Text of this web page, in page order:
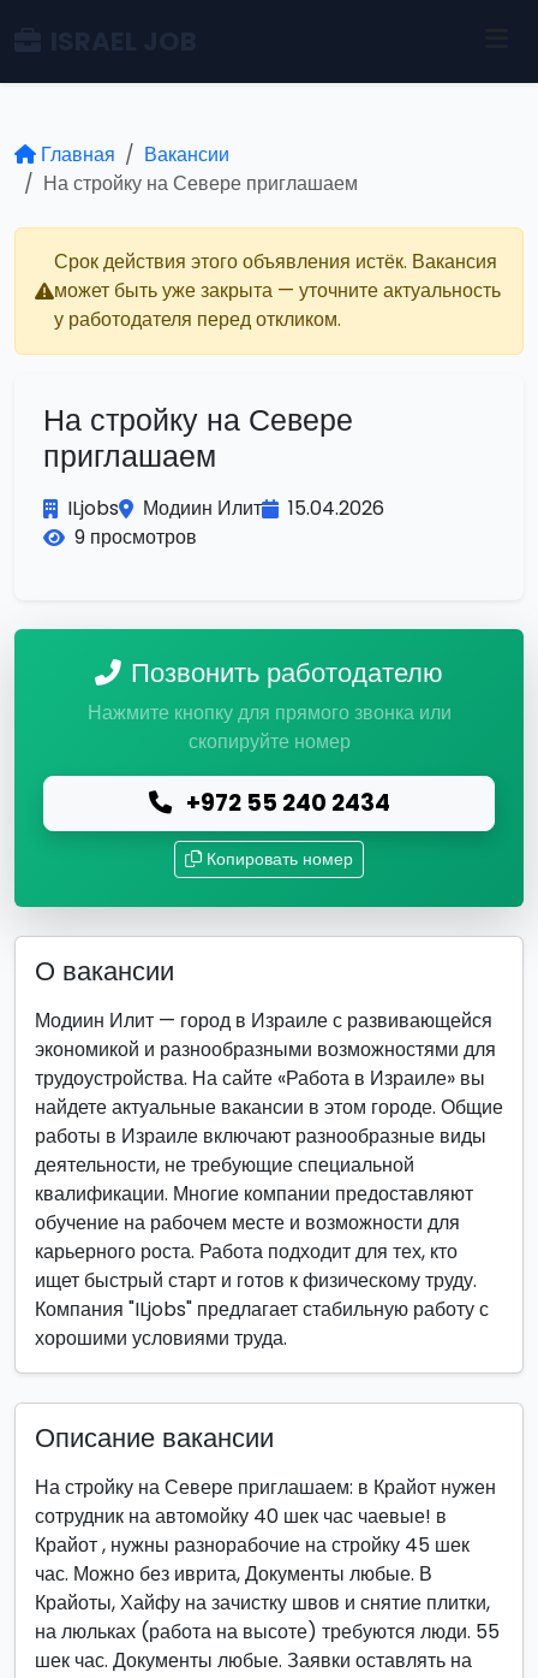
Главная
Вакансии
На стройку на Севере приглашаем
Срок действия этого объявления истёк. Вакансия
может быть уже закрыта — уточните актуальность
у работодателя перед откликом.
На стройку на Севере
приглашаем
ILjobs Модиин Илит
15.04.2026
9 просмотров
Позвонить работодателю
Нажмите кнопку для прямого звонка или
скопируйте номер
+972 55 240 2434
Копировать номер
О вакансии
Модиин Илит — город в Израиле с развивающейся
экономикой и разнообразными возможностями для
трудоустройства. На сайте «Работа в Израиле» вы
найдете актуальные вакансии в этом городе. Общие
работы в Израиле включают разнообразные виды
деятельности, не требующие специальной
квалификации. Многие компании предоставляют
обучение на рабочем месте и возможности для
карьерного роста. Работа подходит для тех, кто
ищет быстрый старт и готов к физическому труду.
Компания "ILjobs" предлагает стабильную работу с
хорошими условиями труда.
Описание вакансии
На стройку на Севере приглашаем: в Крайот нужен
сотрудник на автомойку 40 шек час чаевые! в
Крайот , нужны разнорабочие на стройку 45 шек
час. Можно без иврита, Документы любые. В
Крайоты, Хайфу на зачистку швов и снятие плитки,
на люльках (работа на высоте) требуются люди. 55
шек час. Документы любые. Заявки оставлять на